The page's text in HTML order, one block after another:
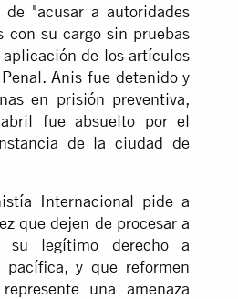
"acusar a autoridades
con su cargo sin pruebas
de los artículos
Anis fue detenido y
en prisión preventiva,
fue absuelto por el
de la ciudad de
Internacional pide a
que dejen de procesar a
su legítimo derecho a
pacífica, y que reformen
una amenaza